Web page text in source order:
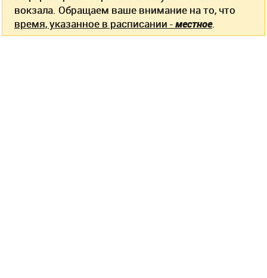
вокзала. Обращаем ваше внимание на то, что
время, указанное в расписании -местное.